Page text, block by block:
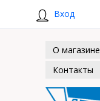
Вход
О магазине
Контакты